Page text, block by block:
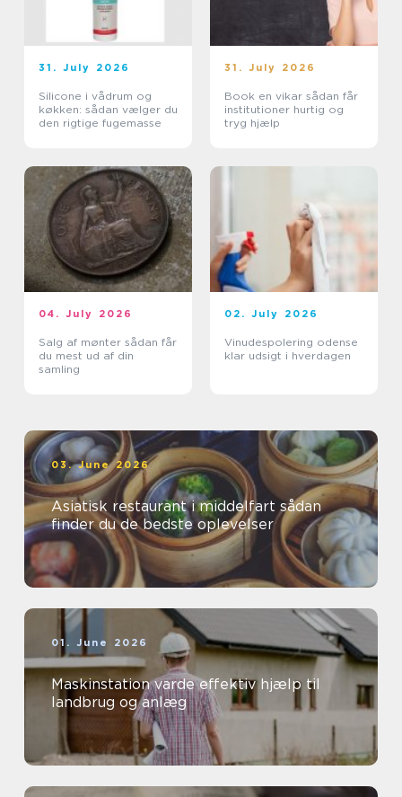
31. July 2026
Silicone i vådrum og
køkken: sådan vælger du
den rigtige fugemasse
31. July 2026
Book en vikar sådan får
institutioner hurtig og
tryg hjælp
04. July 2026
Salg af mønter sådan får
du mest ud af din
samling
02. July 2026
Vinudespolering odense
klar udsigt i hverdagen
03. June 2026
Asiatisk restaurant i middelfart sådan
finder du de bedste oplevelser
01. June 2026
Maskinstation varde effektiv hjælp til
landbrug og anlæg